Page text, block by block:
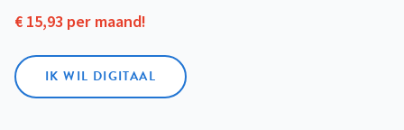
€ 15,93 per maand!
IK WIL DIGITAAL